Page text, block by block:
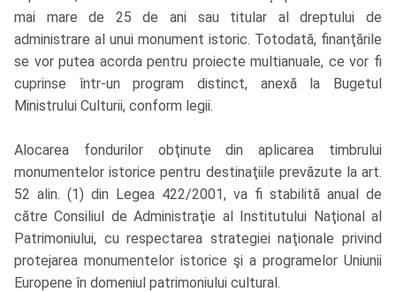
mai mare de 25 de ani sau titular al dreptului de
administrare al unui monument istoric. Totodată, finanţările
se vor putea acorda pentru proiecte multianuale, ce vor fi
cuprinse într-un program distinct, anexă la Bugetul
Ministrului Culturii, conform legii.
Alocarea fondurilor obţinute din aplicarea timbrului
monumentelor istorice pentru destinaţiile prevăzute la art.
52 alin. (1) din Legea 422/2001, va fi stabilită anual de
către Consiliul de Administraţie al Institutului Naţional al
Patrimoniului, cu respectarea strategiei naţionale privind
protejarea monumentelor istorice şi a programelor Uniunii
Europene în domeniul patrimoniului cultural.